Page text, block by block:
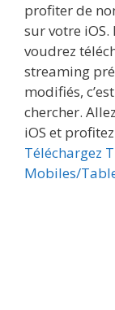
profiter de
sur votre
voudrez
streaming
modifiés,
chercher.
iOS et
Téléchargez
Mobiles/